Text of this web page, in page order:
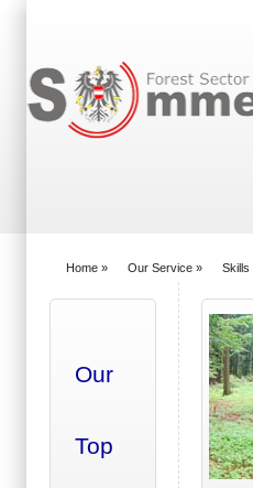
Home » Our Service » Skills
Our
Top